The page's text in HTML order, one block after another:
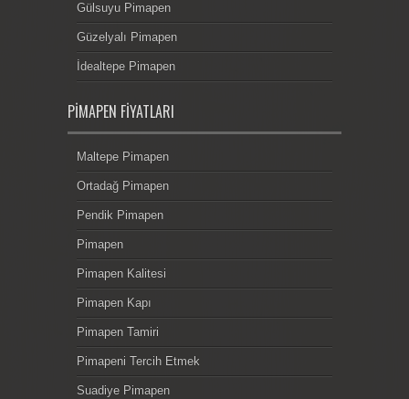
Gülsuyu Pimapen
Güzelyalı Pimapen
İdealtepe Pimapen
PIMAPEN FIYATLARI
Maltepe Pimapen
Ortadağ Pimapen
Pendik Pimapen
Pimapen
Pimapen Kalitesi
Pimapen Kapı
Pimapen Tamiri
Pimapeni Tercih Etmek
Suadiye Pimapen